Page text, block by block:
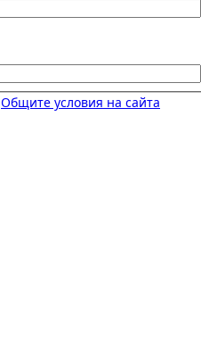
Общите условия на сайта